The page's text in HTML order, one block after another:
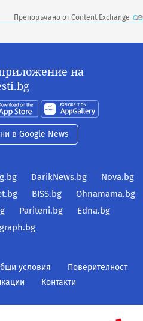
Препоръчано от Content Exchange
на
в Google News
DarikNews.bg
Nova.bg
BISS.bg
Ohnamama.bg
Pariteni.bg
Edna.bg
условия
Поверителност
Контакти